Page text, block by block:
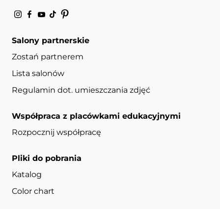
Salony partnerskie
Zostań partnerem
Lista salonów
Regulamin dot. umieszczania zdjęć
Współpraca z placówkami edukacyjnymi
Rozpocznij współpracę
Pliki do pobrania
Katalog
Color chart